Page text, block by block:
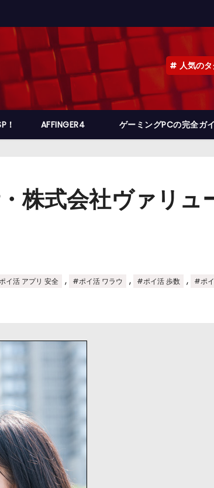
人気の
！ AFFINGER4 ゲーミングPCの完全ガ
株式会社ヴァリ
イ活 アプリ 安全 , #ポイ活 ワラウ , #ポイ活 歩数 , #ポ